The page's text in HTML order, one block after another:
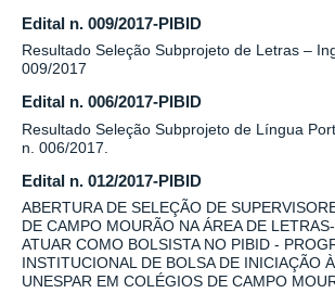
Edital n. 009/2017-PIBID
Resultado Seleção Subprojeto de Letras –
009/2017
Edital n. 006/2017-PIBID
Resultado Seleção Subprojeto de Língua
n. 006/2017.
Edital n. 012/2017-PIBID
ABERTURA DE SELEÇÃO DE
DE CAMPO MOURÃO NA ÁREA DE
ATUAR COMO BOLSISTA NO PIBID -
INSTITUCIONAL DE BOLSA DE INICIAÇÃO
UNESPAR EM COLÉGIOS DE CAMPO